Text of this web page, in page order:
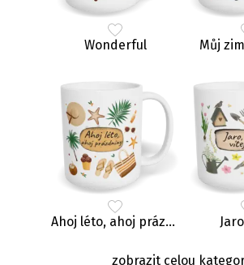
Wonderful Můj
Ahoj léto, ahoj prázdniny
zobrazit celou